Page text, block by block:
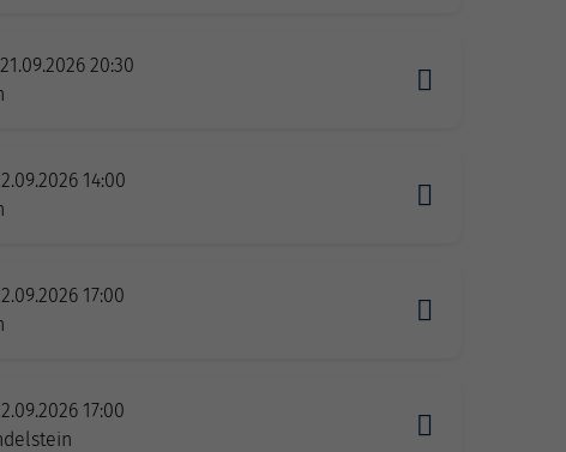
20:30
14:00
17:00
17:00